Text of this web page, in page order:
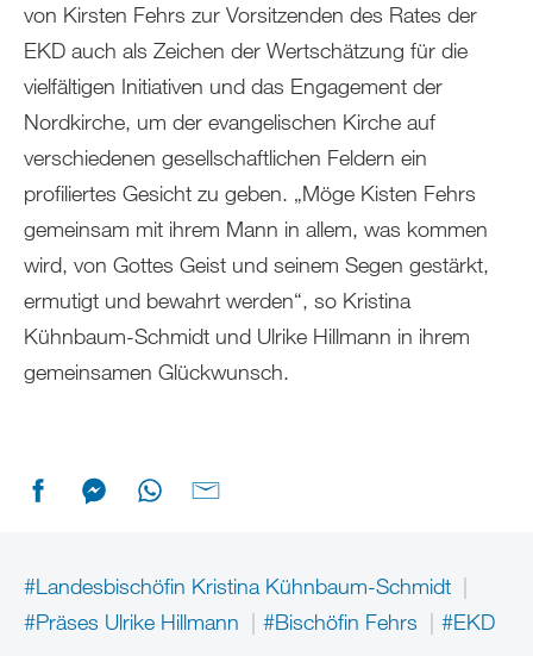
von Kirsten Fehrs zur Vorsitzenden des Rates der
EKD auch als Zeichen der Wertschätzung für die
vielfältigen Initiativen und das Engagement der
Nordkirche, um der evangelischen Kirche auf
verschiedenen gesellschaftlichen Feldern ein
profiliertes Gesicht zu geben. „Möge Kisten Fehrs
gemeinsam mit ihrem Mann in allem, was kommen
wird, von Gottes Geist und seinem Segen gestärkt,
ermutigt und bewahrt werden“, so Kristina
Kühnbaum-Schmidt und Ulrike Hillmann in ihrem
gemeinsamen Glückwunsch.
#Landesbischöfin Kristina Kühnbaum-Schmidt
#Präses Ulrike Hillmann
#Bischöfin Fehrs #EKD